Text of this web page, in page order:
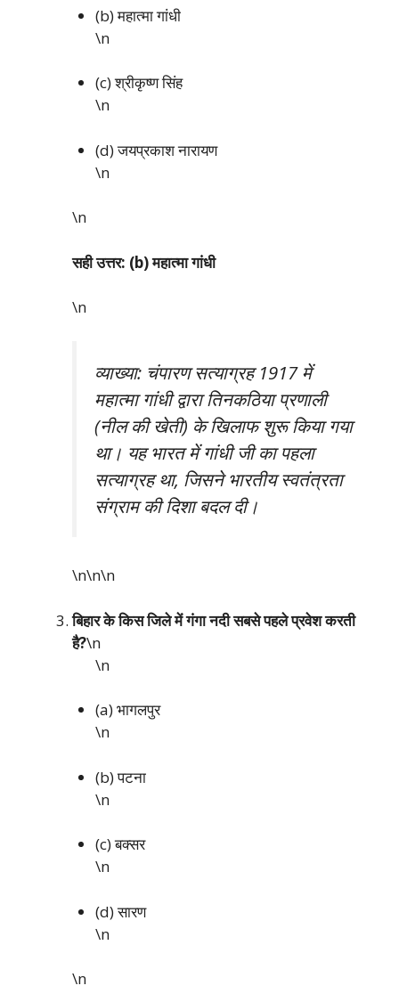
(b) महात्मा गांधी
\n
(c) श्रीकृष्ण सिंह
\n
(d) जयप्रकाश नारायण
\n
\n
सही उत्तर: (b) महात्मा गांधी
\n
व्याख्या: चंपारण सत्याग्रह 1917 में
महात्मा गांधी द्वारा तिनकठिया प्रणाली
(नील की खेती) के खिलाफ शुरू किया गया
था। यह भारत में गांधी जी का पहला
सत्याग्रह था, जिसने भारतीय स्वतंत्रता
संग्राम की दिशा बदल दी।
\n\n\n
बिहार के किस जिले में गंगा नदी सबसे पहले प्रवेश करती
है?\n
\n
(a) भागलपुर
\n
(b) पटना
\n
(c) बक्सर
\n
(d) सारण
\n
\n